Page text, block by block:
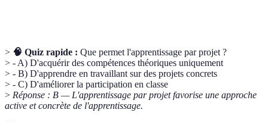
> 🧠 Quiz rapide : Que permet l'apprentissage par projet ?
> - A) D'acquérir des compétences théoriques uniquement
> - B) D'apprendre en travaillant sur des projets concrets
> - C) D'améliorer la participation en classe
> Réponse : B — L'apprentissage par projet favorise une approche
active et concrète de l'apprentissage.